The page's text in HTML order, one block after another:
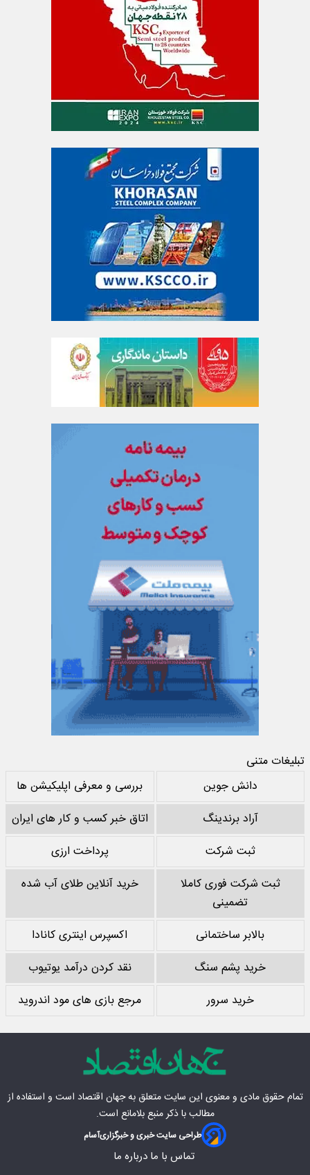
تبلیغات متنی
دانش جوین
بررسی و معرفی اپلیکیشن ها
آراد برندینگ
اتاق خبر کسب و کار های ایران
ثبت شرکت
پرداخت ارزی
ثبت شرکت فوری کاملا
تضمینی
خرید آنلاین طلای آب شده
بالابر ساختمانی
اکسپرس اینتری کانادا
خرید پشم سنگ
نقد کردن درآمد یوتیوب
خرید سرور
مرجع بازی های مود اندروید
تمام حقوق مادی‌ و معنوی این سایت متعلق بهجهان اقتصاد است و استفاده از
مطالب با ذکر منبع بلامانع است.
طراحی سایت خبری و خبرگزاریآسام
تماس با ما درباره ما